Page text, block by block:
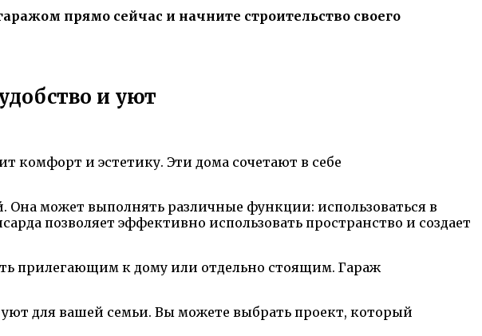
прямо сейчас и начните строительство своего
и уют
комфорт и эстетику. Эти дома сочетают в себе
может выполнять различные функции: использоваться в
позволяет эффективно использовать пространство и создает
прилегающим к дому или отдельно стоящим. Гараж
для вашей семьи. Вы можете выбрать проект, который